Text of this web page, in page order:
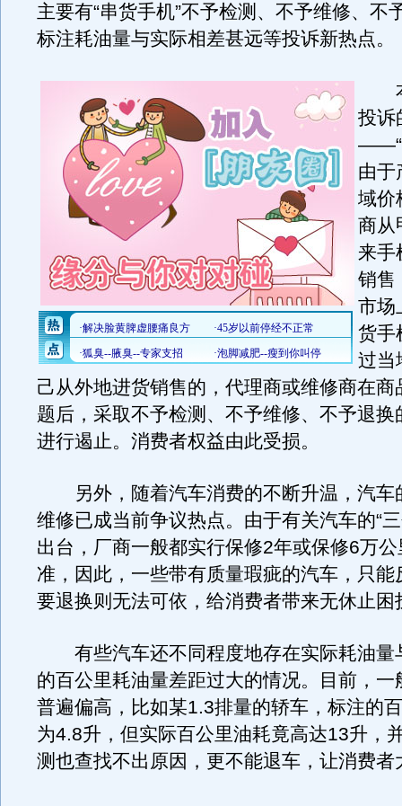
主要有“串货手机”不予检测、不予维修、不
标注耗油量与实际相差甚远等投诉新热点。
本
投诉
——“
由于
域价
商从
来手
销售
市场
货手
过当
己从外地进货销售的，代理商或维修商在商
题后，采取不予检测、不予维修、不予退换
进行遏止。消费者权益由此受损。
另外，随着汽车消费的不断升温，汽车
维修已成当前争议热点。由于有关汽车的“
出台，厂商一般都实行保修2年或保修6万
准，因此，一些带有质量瑕疵的汽车，只能
要退换则无法可依，给消费者带来无休止困
有些汽车还不同程度地存在实际耗油量
的百公里耗油量差距过大的情况。目前，一
普遍偏高，比如某1.3排量的轿车，标注的
为4.8升，但实际百公里油耗竟高达13升，
测也查找不出原因，更不能退车，让消费者